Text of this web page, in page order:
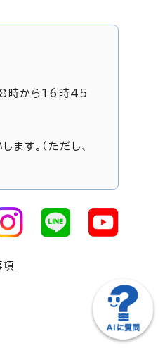
8時から16時45
す。（ただし、
項